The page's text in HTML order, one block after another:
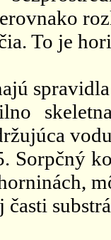
To je
Sorpčný